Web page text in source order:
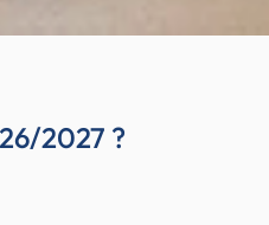
2027 ?